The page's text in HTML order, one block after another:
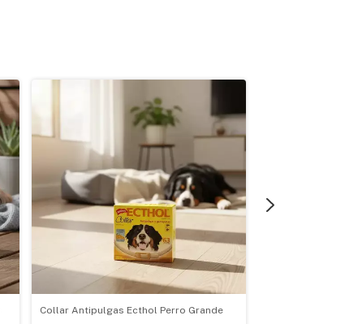
Collar Antipulgas Ecthol Perro Grande